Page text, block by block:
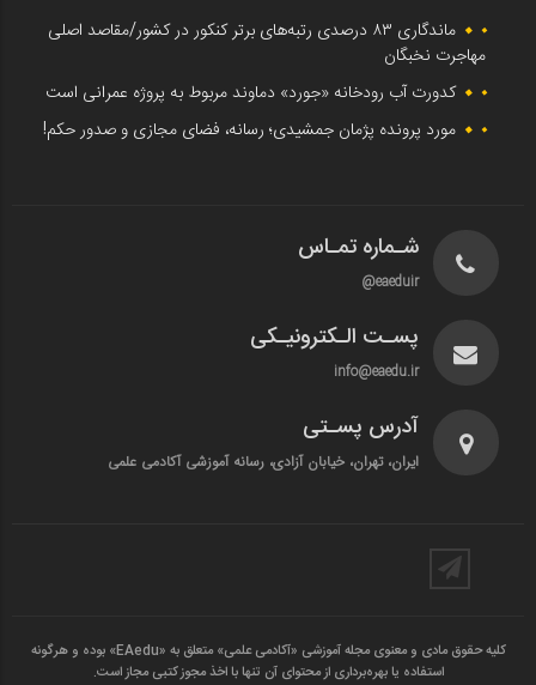
ماندگاری ۸۳ درصدی رتبه‌های برتر کنکور در کشور/مقاصد اصلی
مهاجرت نخبگان
کدورت آب رودخانه «جورد» دماوند مربوط به پروژه عمرانی است
مورد پرونده پژمان جمشیدی؛ رسانه، فضای مجازی و صدور حکم!
شـماره تمـاس
eaeduir@
پسـت الـکترونیـکی
info@eaedu.ir
آدرس پسـتی
ایران، تهران، خیابان آزادی، رسانه آموزشی آکادمی علمی
کلیه حقوق مادی و معنوی مجله آموزشی «آکادمی علمی» متعلق به «EAedu» بوده و هرگونه
استفاده یا بهره‌برداری از محتوای آن تنها با اخذ مجوز کتبی مجاز است.